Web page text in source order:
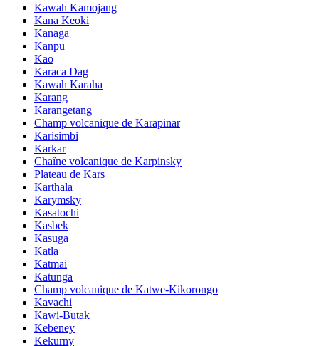
Kawah Kamojang
Kana Keoki
Kanaga
Kanpu
Kao
Karaca Dag
Kawah Karaha
Karang
Karangetang
Champ volcanique de Karapinar
Karisimbi
Karkar
Chaîne volcanique de Karpinsky
Plateau de Kars
Karthala
Karymsky
Kasatochi
Kasbek
Kasuga
Katla
Katmai
Katunga
Champ volcanique de Katwe-Kikorongo
Kavachi
Kawi-Butak
Kebeney
Kekurny